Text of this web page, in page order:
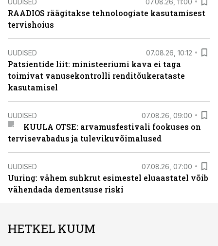
RAADIOS räägitakse tehnoloogiate kasutamisest
tervishoius
UUDISED 07.08.26, 10:12
Patsientide liit: ministeeriumi kava ei taga
toimivat vanusekontrolli renditõukerataste
kasutamisel
UUDISED 07.08.26, 09:00
KUULA OTSE: arvamusfestivali fookuses on
tervisevabadus ja tulevikuvõimalused
UUDISED 07.08.26, 07:00
Uuring: vähem suhkrut esimestel eluaastatel võib
vähendada dementsuse riski
HETKEL KUUM